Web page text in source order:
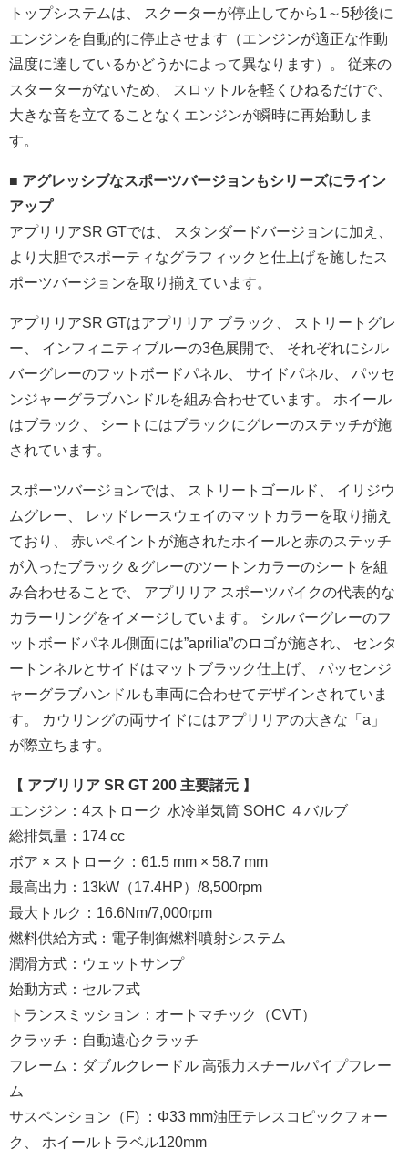
トップシステムは、 スクーターが停止してから1～ 5秒後に
エンジンを自動的に停止させます（ エンジンが適正な作動
温度に達しているかどうかによって異なりま す）。 従来の
スターターがないため、 スロットルを軽くひねるだけで、
大きな音を立てることなくエンジンが瞬時に再始動しま
す。
■ アグレッシブなスポーツバージョンもシリーズにライン
アップ
アプリリアSR GTでは、 スタンダードバージョンに加え、
より大胆でスポーティなグラフィックと仕上げを施したス
ポーツバージョンを取り揃えています。
アプリリアSR GTはアプリリア ブラック、 ストリートグレ
ー、 インフィニティブルーの3色展開で、 それぞれにシル
バーグレーのフットボードパネル、 サイドパネル、 パッセ
ンジャーグラブハンドルを組み合わせています。 ホイール
はブラック、 シートにはブラックにグレーのステッチが施
されています。
スポーツバージョンでは、 ストリートゴールド、 イリジウ
ムグレー、 レッドレースウェイのマットカラーを取り揃え
ており、 赤いペイントが施されたホイールと赤のステッチ
が入ったブラック ＆グレーのツートンカラーのシートを組
み合わせることで、 アプリリア スポーツバイクの代表的な
カラーリングをイメージしています。 シルバーグレーのフ
ットボードパネル側面には”aprilia”のロゴが施され、 センタ
ートンネルとサイドはマットブラック仕上げ、 パッセンジ
ャーグラブハンドルも車両に合わせてデザインされてい ま
す。 カウリングの両サイドにはアプリリアの大きな「a」
が際立ちます。
【 アプリリア SR GT 200 主要諸元 】
エンジン：4ストローク 水冷単気筒 SOHC ４バルブ
総排気量：174 cc
ボア × ストローク：61.5 mm × 58.7 mm
最高出力：13kW（17.4HP）/8,500rpm
最大トルク：16.6Nm/7,000rpm
燃料供給方式：電子制御燃料噴射システム
潤滑方式：ウェットサンプ
始動方式：セルフ式
トランスミッション：オートマチック（CVT）
クラッチ：自動遠心クラッチ
フレーム：ダブルクレードル 高張力スチールパイプフレー
ム
サスペンション（F) ：Φ33 mm油圧テレスコピックフォー
ク、 ホイールトラベル120mm